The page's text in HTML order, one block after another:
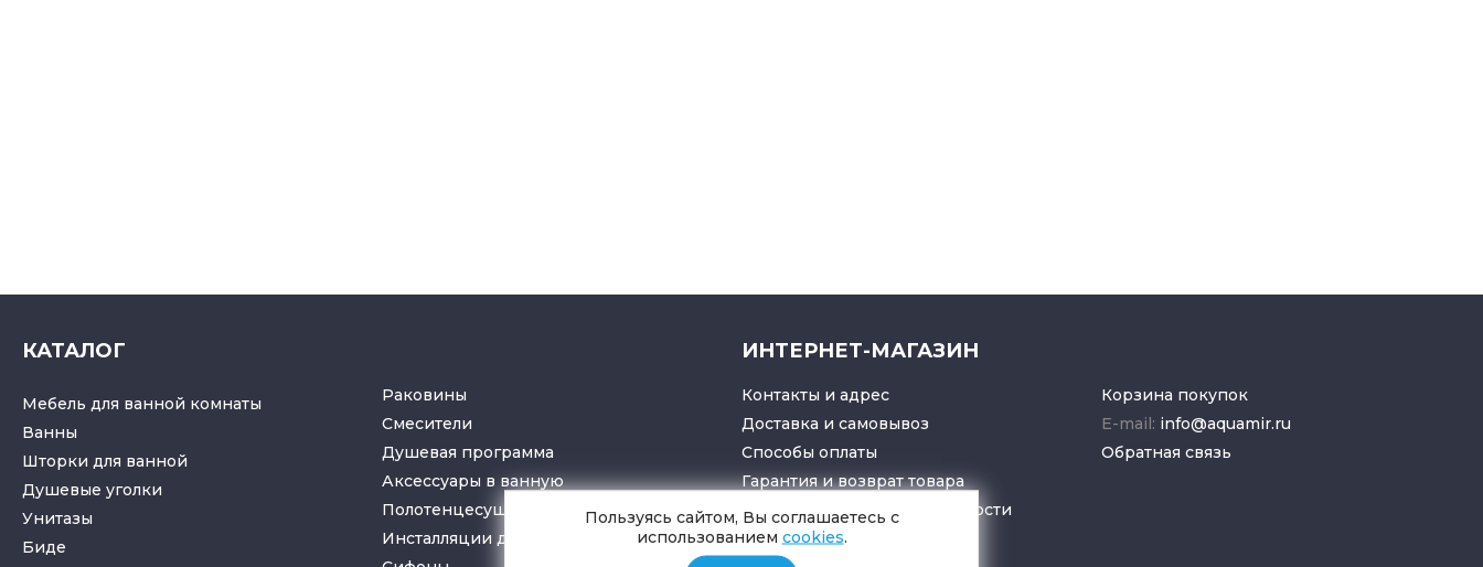
КАТАЛОГ
Мебель для ванной комнаты
Ванны
Шторки для ванной
Душевые уголки
Унитазы
Биде
Раковины
Смесители
Душевая программа
Аксессуары в ванную
Полотенцесушители
Инсталляции для санузлов
ИНТЕРНЕТ-МАГАЗИН
Контакты и адрес
Доставка и самовывоз
Способы оплаты
Гарантия и возврат товара
Политика конфиденциальности
Корзина покупок
E-mail: info@aquamir.ru
Обратная связь
Пользуясь сайтом, Вы соглашаетесь с
использованием cookies.